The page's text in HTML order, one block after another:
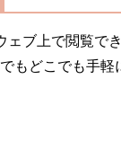
ブ上で閲覧でき
もどこでも手